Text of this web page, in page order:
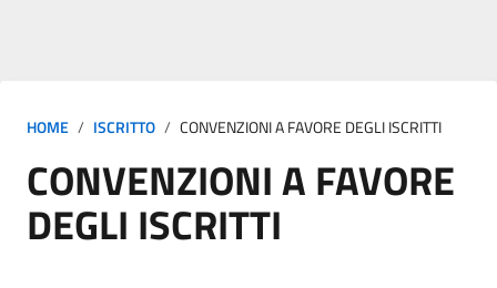
PROFESSIONE
HOME ISCRITTO CONVENZIONI A FAVORE DEGLI ISCRITTI
CONVENZIONI A FAVORE
DEGLI ISCRITTI